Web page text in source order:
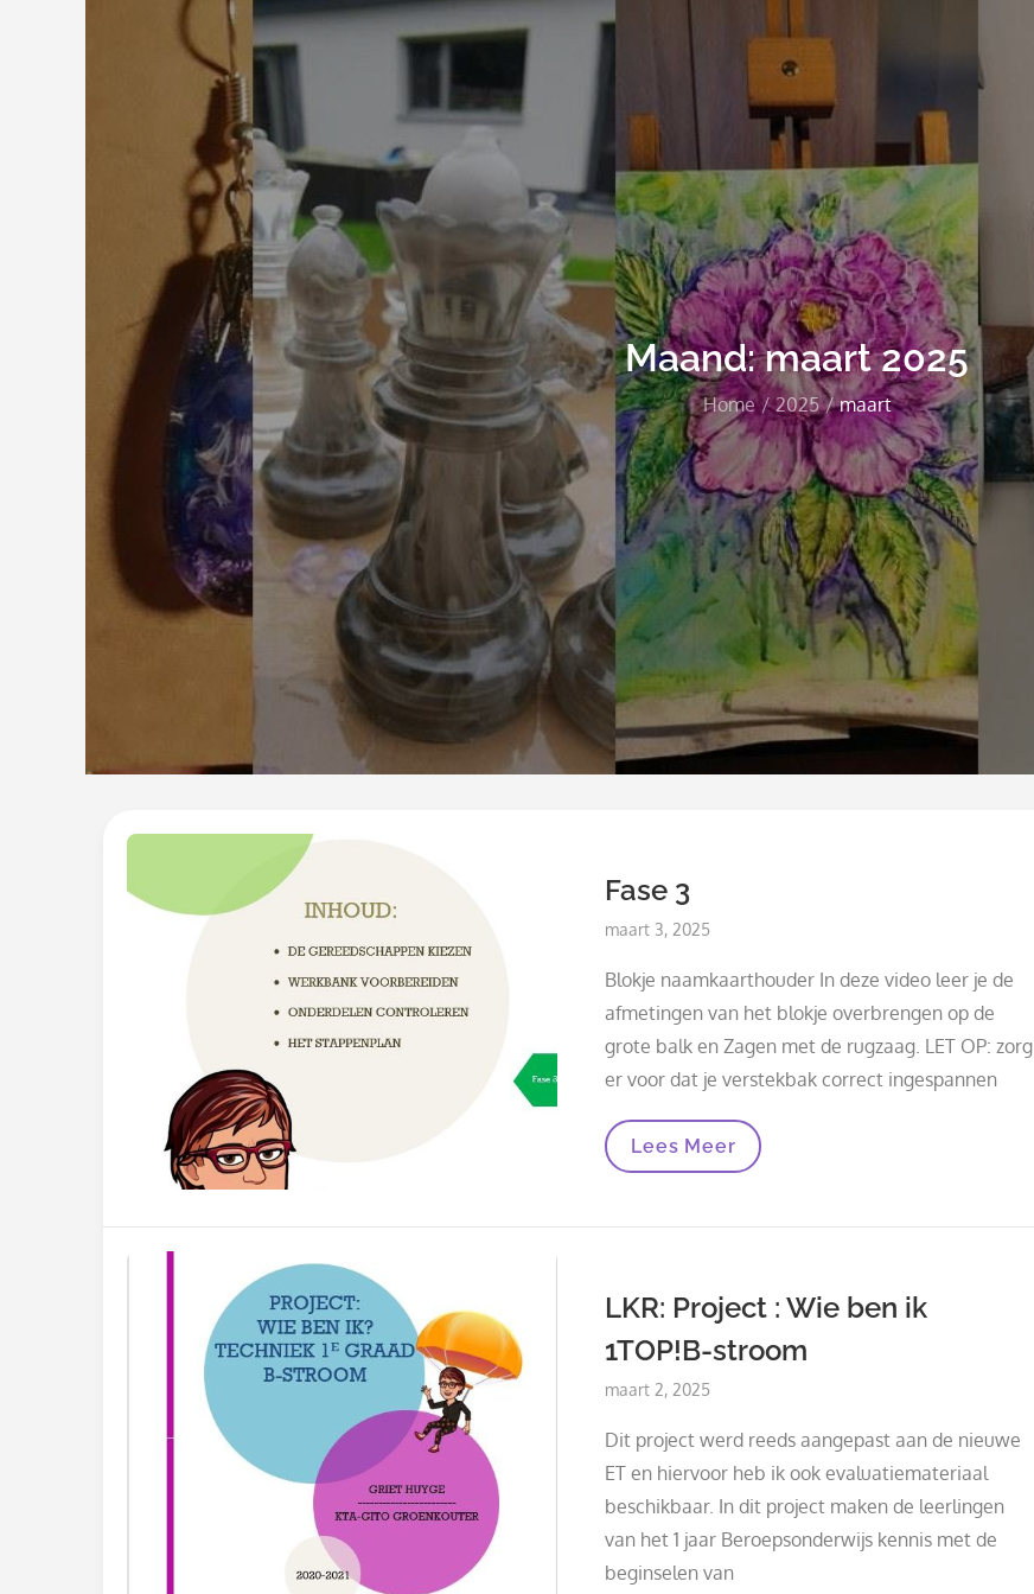
Maand:maart 2025
Home 2025 maart
Fase 3
Posted
maart 3, 2025
Blokje naamkaarthouder In deze video leer je de
afmetingen van het blokje overbrengen op de
grote balk en Zagen met de rugzaag. LET OP: zorg
er voor dat je verstekbak correct ingespannen
Fase
3
Lees Meer
LKR: Project : Wie ben ik
1TOP!B-stroom
Posted
maart 2, 2025
Dit project werd reeds aangepast aan de nieuwe
ET en hiervoor heb ik ook evaluatiemateriaal
beschikbaar. In dit project maken de leerlingen
van het 1 jaar Beroepsonderwijs kennis met de
beginselen van